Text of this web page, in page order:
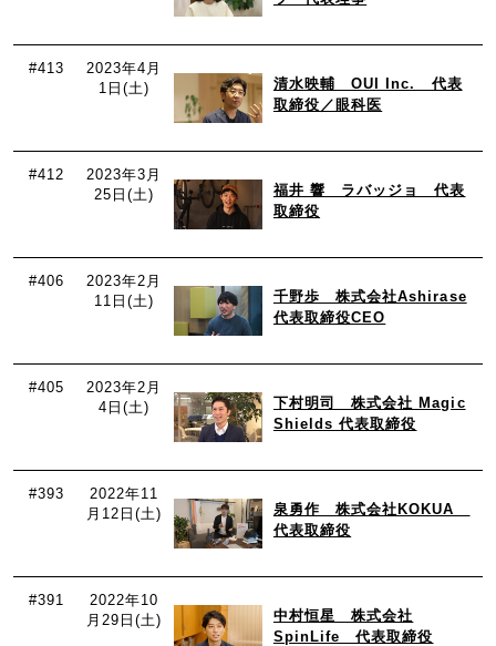
#413
2023年4月
1日(土)
清水映輔 OUI Inc. 代表
取締役／眼科医
#412
2023年3月
25日(土)
福井 響 ラバッジョ 代表
取締役
#406
2023年2月
11日(土)
千野歩 株式会社Ashirase
代表取締役CEO
#405
2023年2月
4日(土)
下村明司 株式会社 Magic
Shields 代表取締役
#393
2022年11
月12日(土)
泉勇作 株式会社KOKUA
代表取締役
#391
2022年10
月29日(土)
中村恒星 株式会社
SpinLife 代表取締役